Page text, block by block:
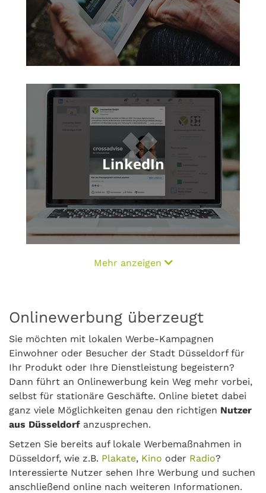
LinkedIn
Mehr anzeigen
Onlinewerbung überzeugt
Sie möchten mit lokalen Werbe-Kampagnen
Einwohner oder Besucher der Stadt Düsseldorf für
Ihr Produkt oder Ihre Dienstleistung begeistern?
Dann führt an Onlinewerbung kein Weg mehr vorbei,
selbst für stationäre Geschäfte. Online bietet dabei
ganz viele Möglichkeiten genau den richtigen Nutzer
aus Düsseldorf anzusprechen.
Setzen Sie bereits auf lokale Werbemaßnahmen in
Düsseldorf, wie z.B. Plakate, Kino oder Radio?
Interessierte Nutzer sehen Ihre Werbung und suchen
anschließend online nach weiteren Informationen.